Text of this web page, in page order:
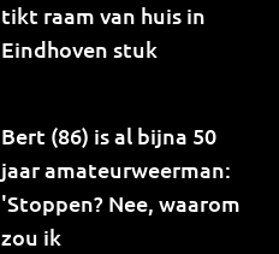
tikt raam van huis in
Eindhoven stuk
Bert (86) is al bijna 50
jaar amateurweerman:
'Stoppen? Nee, waarom
zou ik